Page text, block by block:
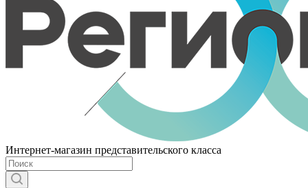
Интернет-магазин представительского класса